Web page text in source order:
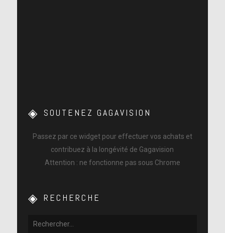
SOUTENEZ GAGAVISION
Passez par ce widget pour effectuer vos achats et
contribuez à la longévité de Gagavision
Attention : ne fonctionne pas sous Chrome
RECHERCHE